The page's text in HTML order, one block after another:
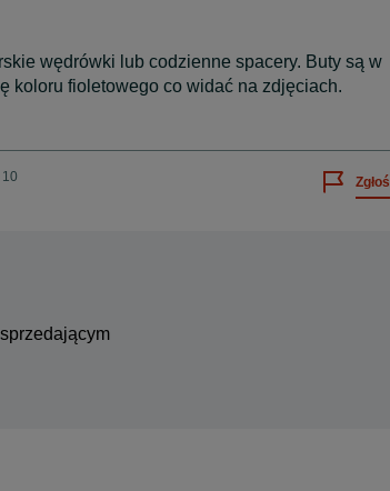
wędrówki lub codzienne spacery. Buty są w
koloru fioletowego co widać na zdjęciach.
Zgłoś